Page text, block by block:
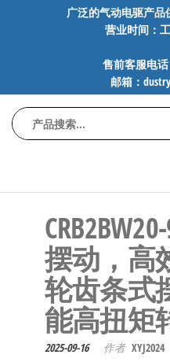
广泛的气动电驱产品
营业时间：
售前客服电话
邮箱：
动
FESTO、
AVENTICS等
品牌气动
元件，超
过88万种
工业自动
化零部
件，正品
保障，全
摆动，高
轮齿条式
能高扭矩
2025-09-16 作者 XYJ2024